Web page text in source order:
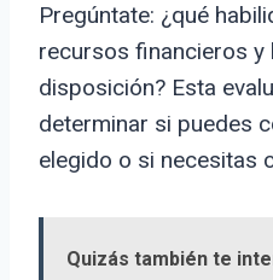
Pregúntate: ¿qué
recursos financieros y
disposición? Esta
determinar si puedes
elegido o si necesitas
Quizás también te